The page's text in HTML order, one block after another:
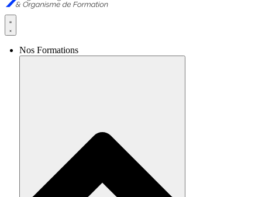
Nos Formations